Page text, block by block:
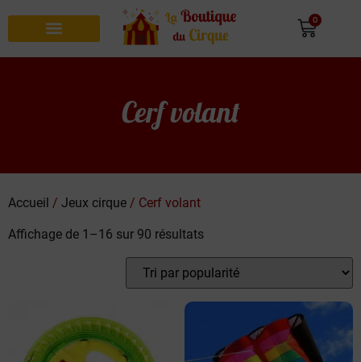
0
Cerf volant
Accueil / Jeux cirque / Cerf volant
Affichage de 1–16 sur 90 résultats